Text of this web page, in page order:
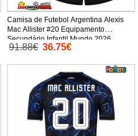
Camisa de Futebol Argentina Alexis
Mac Allister #20 Equipamento
Secundário Infantil Mundo 2026
Manga Curta (+ Calças curtas)
91.88€ 36.75€